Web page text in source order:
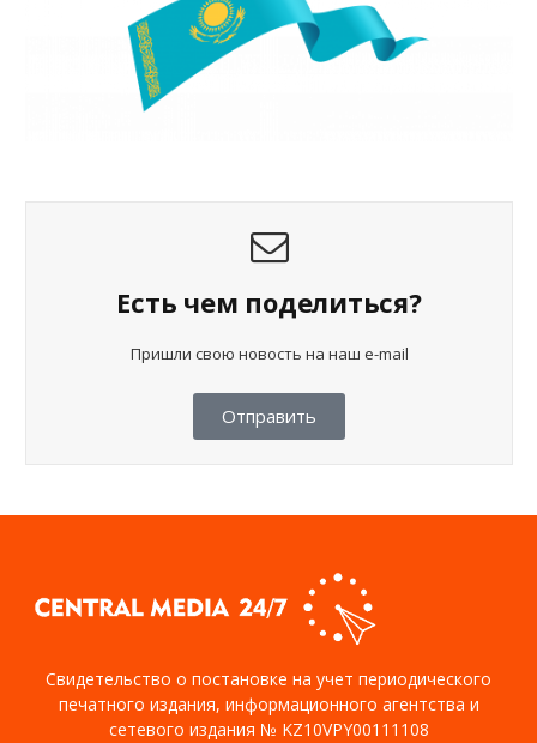
Есть чем поделиться?
Пришли свою новость на наш e-mail
Отправить
Свидетельство о постановке на учет периодического
печатного издания, информационного агентства и
сетевого издания № KZ10VPY00111108